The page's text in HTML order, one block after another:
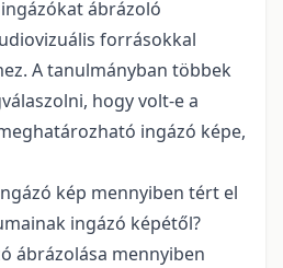
ábrázoló
forrásokkal
A tanulmányban többek
hogy volt-e a
ingázó képe,
kép mennyiben tért el
ingázó képétől?
ábrázolása mennyiben